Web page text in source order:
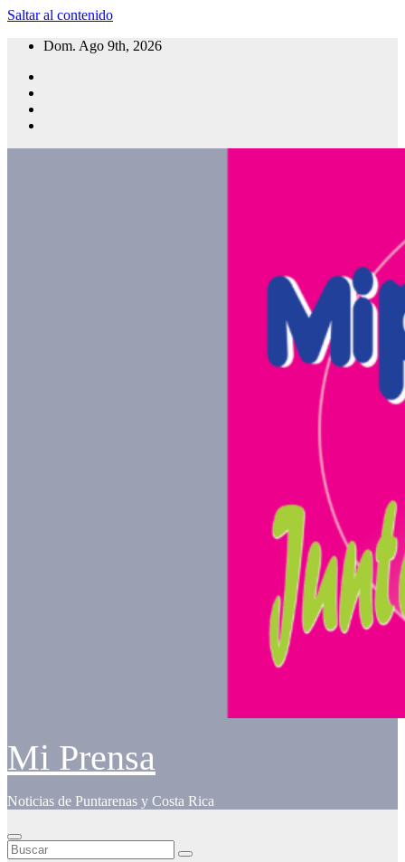
Saltar al contenido
Dom. Ago 9th, 2026
Mi Prensa
Noticias de Puntarenas y Costa Rica